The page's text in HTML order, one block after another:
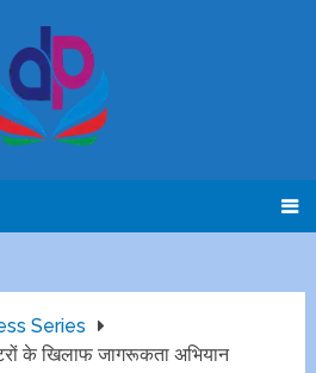
Series
के खिलाफ जागरूकता अभियान